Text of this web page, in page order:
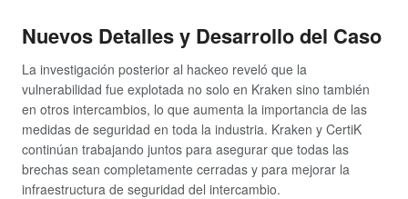
Nuevos Detalles y Desarrollo del Caso
La investigación posterior al hackeo reveló que la
vulnerabilidad fue explotada no solo en Kraken sino también
en otros intercambios, lo que aumenta la importancia de las
medidas de seguridad en toda la industria. Kraken y CertiK
continúan trabajando juntos para asegurar que todas las
brechas sean completamente cerradas y para mejorar la
infraestructura de seguridad del intercambio.